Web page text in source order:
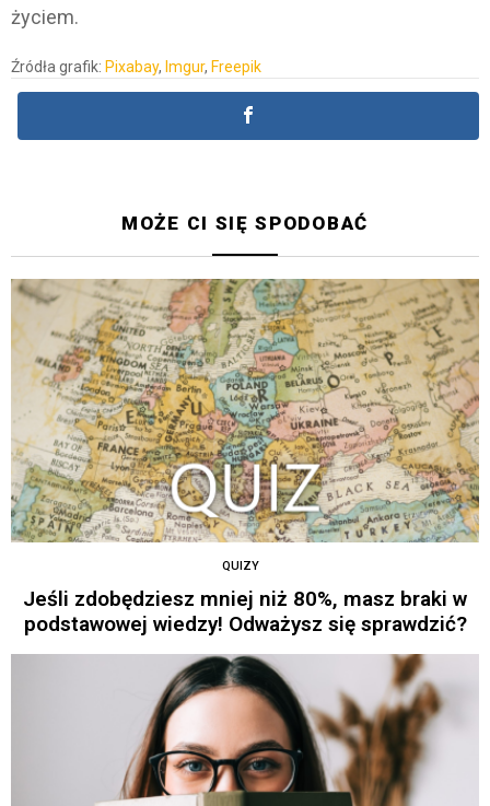
życiem.
Źródła grafik: Pixabay, Imgur, Freepik
MOŻE CI SIĘ SPODOBAĆ
QUIZY
Jeśli zdobędziesz mniej niż 80%, masz braki w
podstawowej wiedzy! Odważysz się sprawdzić?